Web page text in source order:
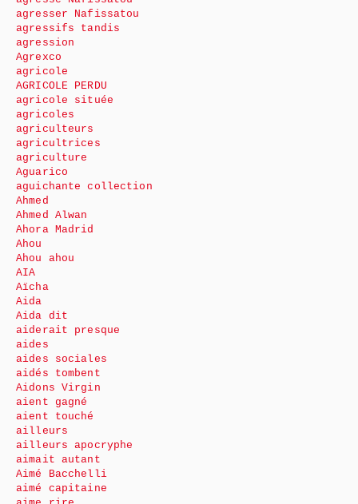
agresser Nafissatou
agressifs tandis
agression
Agrexco
agricole
AGRICOLE PERDU
agricole située
agricoles
agriculteurs
agricultrices
agriculture
Aguarico
aguichante collection
Ahmed
Ahmed Alwan
Ahora Madrid
Ahou
Ahou ahou
AIA
Aïcha
Aida
Aida dit
aiderait presque
aides
aides sociales
aidés tombent
Aidons Virgin
aient gagné
aient touché
ailleurs
ailleurs apocryphe
aimait autant
Aimé Bacchelli
aimé capitaine